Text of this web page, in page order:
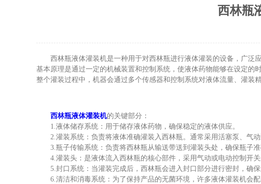
西林瓶
西林瓶液体灌装机是一种用于对西林瓶进行液体灌装的设备，广泛应
基本原理是通过一定的机械装置和控制系统，使液体药物能够在设定
整个灌装过程中，机器会通过多个传感器和控制系统对液体流量、灌装
西林瓶液体灌装机的关键部分：
1.液体储存系统：用于储存液体药物，确保稳定的液体供应。
2.灌装系统：负责将液体准确灌装入西林瓶。通常采用活塞泵、气动
3.瓶子传输系统：负责将西林瓶从输送带送到灌装头处，确保瓶子准
4.灌装头：是液体流入西林瓶的核心部件，采用气动或电动控制开关
5.封口系统：当灌装完成后，西林瓶会进入封口部分进行密封，确保
6.清洁和消毒系统：为了保持产品的无菌环境，许多液体灌装机会配